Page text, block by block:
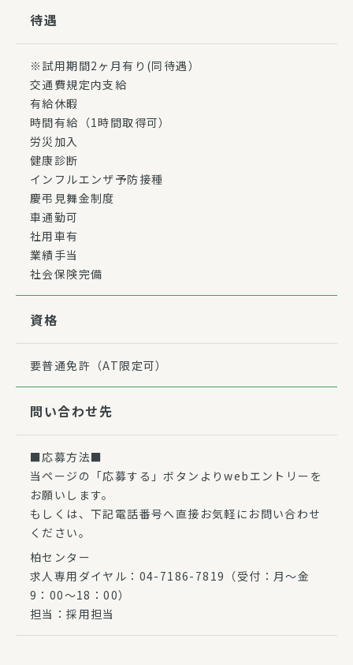
待遇
※試用期間2ヶ月有り(同待遇）
交通費規定内支給
有給休暇
時間有給（1時間取得可）
労災加入
健康診断
インフルエンザ予防接種
慶弔見舞金制度
車通勤可
社用車有
業績手当
社会保険完備
資格
要普通免許（AT限定可）
問い合わせ先
■応募方法■
当ページの「応募する」ボタンよりwebエントリーを
お願いします。
もしくは、下記電話番号へ直接お気軽にお問い合わせ
ください。
柏センター
求人専用ダイヤル：04-7186-7819（受付：月〜金
9：00〜18：00）
担当：採用担当